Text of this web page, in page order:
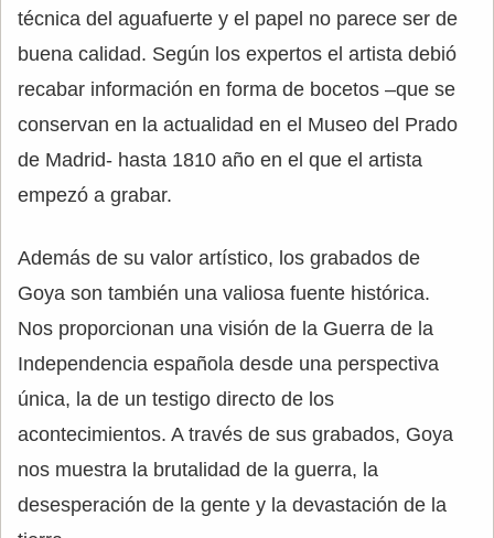
técnica del aguafuerte y el papel no parece ser de
buena calidad. Según los expertos el artista debió
recabar información en forma de bocetos –que se
conservan en la actualidad en el Museo del Prado
de Madrid- hasta 1810 año en el que el artista
empezó a grabar.
Además de su valor artístico, los grabados de
Goya son también una valiosa fuente histórica.
Nos proporcionan una visión de la Guerra de la
Independencia española desde una perspectiva
única, la de un testigo directo de los
acontecimientos. A través de sus grabados, Goya
nos muestra la brutalidad de la guerra, la
desesperación de la gente y la devastación de la